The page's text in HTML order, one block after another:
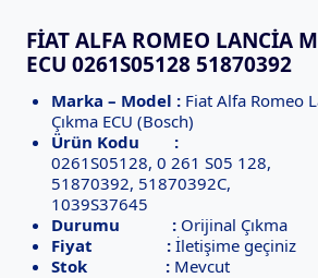
FIAT ALFA ROMEO LANCIA
ECU 0261S05128 51870392
Marka – Model :Fiat Alfa Romeo
Çıkma ECU (Bosch)
Ürün Kodu :
0261S05128, 0 261 S05 128,
51870392, 51870392C,
1039S37645
Durumu :Orijinal Çıkma
Fiyat :İletişime geçiniz
Stok :Mevcut